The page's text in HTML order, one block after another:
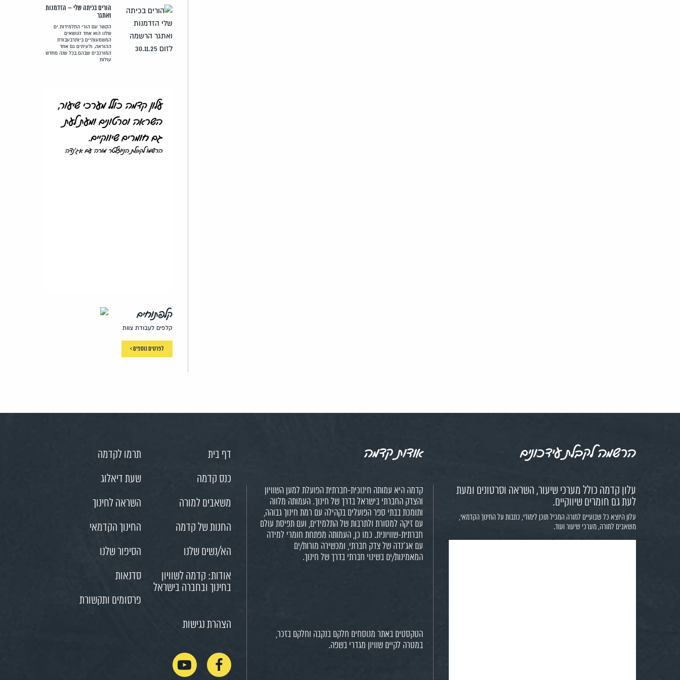
הורים בכיתה שלי – הזדמנות
ואתגר
הקשר עם הורי התלמידות.ים
שלנו הוא אחד הנושאים
המשמעותיים ביותרבעבודת
ההוראה, ולעיתים גם אחד
המורכבים שבהם.בכל שנה מחדש
עולות
עלון קדמה כולל מערכי שיעור,
השראה וסרטונים ומעת לעת
גם חומרים שיווקיים.
הרשמו לקבלת הניוזלטר מורה עם אג'נדה
קלפתוחים
קלפים לעבודת צוות
לפרטים נוספים >
הרשמה לקבלת עידכונים
עלון קדמה כולל מערכי שיעור, השראה וסרטונים ומעת
לעת גם חומרים שיווקיים.
עלון היוצא כל שבועיים למורה המכיל תוכן לימודי, כתבות על החינוך הקדמאי,
משאבים למורה, מערכי שיעור ועוד.
אודות קדמה
קדמה היא עמותה חינוכית-חברתית הפועלת למען השוויון
והצדק החברתי בישראל בדרך של חינוך. העמותה מלווה
ותומכת בבתי ספר הפועלים בקהילה עם רמת חינוך גבוהה,
עם זיקה למסורת ולתרבות של התלמידים, ועם תפיסת עולם
חברתית-שוויונית. כמו כן, העמותה מפתחת חומרי למידה
עם אג'נדה של צדק חברתי, ומכשירה מורות/ים
המאמינות/ים בשינוי חברתי בדרך של חינוך.
הטקסטים באתר מנוסחים חלקם בנקבה וחלקם בזכר,
במטרה לקיים שוויון מגדרי בשפה.
דף בית
תרמו לקדמה
כנס קדמה
שעת דיאלוג
משאבים למורה
השראה לחינוך
החנות של קדמה
החינוך הקדמאי
הא/נשים שלנו
הסיפור שלנו
אודות: קדמה לשוויון
בחינוך ובחברה בישראל
סדנאות
פרסומים ותקשורת
הצהרת נגישות